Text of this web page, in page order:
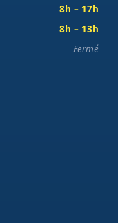
8h – 17h
8h – 13h
Fermé